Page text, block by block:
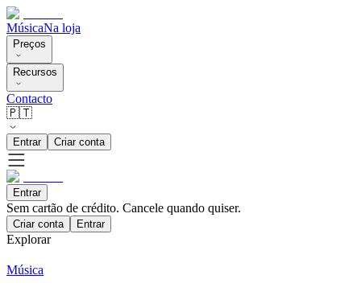
MúsicaNa loja
Preços
Recursos
Contacto
🇵🇹
Entrar Criar conta
Entrar
Sem cartão de crédito. Cancele quando quiser.
Criar conta Entrar
Explorar
Música